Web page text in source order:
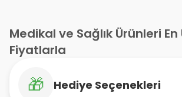
Medikal ve Sağlık Ürünleri
Fiyatlarla
🎁 Hediye Seçenekleri